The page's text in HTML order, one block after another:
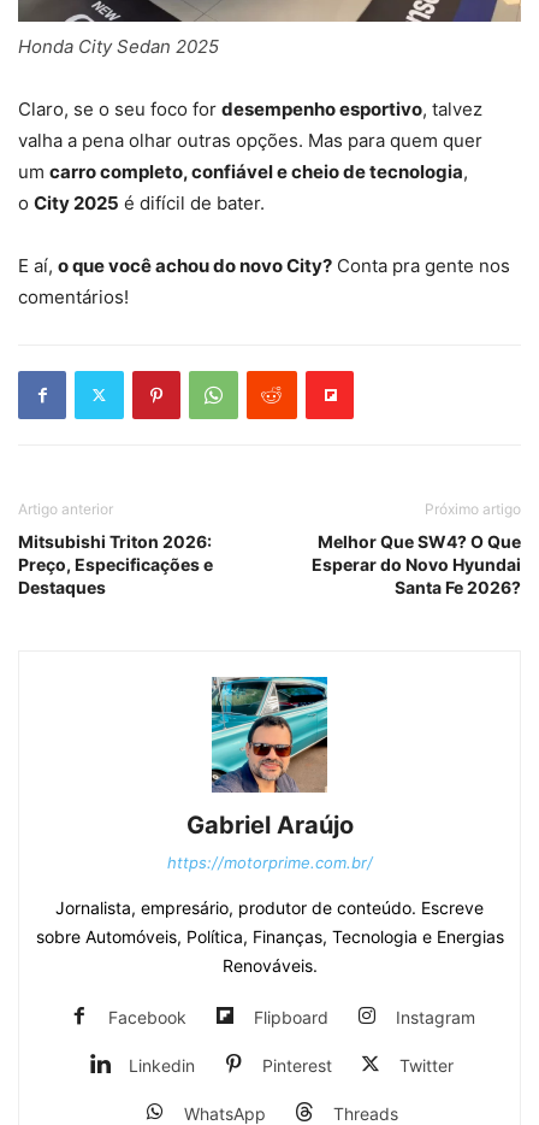
Honda City Sedan 2025
Claro, se o seu foco for desempenho esportivo, talvez
valha a pena olhar outras opções. Mas para quem quer
um carro completo, confiável e cheio de tecnologia,
o City 2025 é difícil de bater.
E aí, o que você achou do novo City? Conta pra gente nos
comentários!
Artigo anterior
Mitsubishi Triton 2026:
Preço, Especificações e
Destaques
Próximo artigo
Melhor Que SW4? O Que
Esperar do Novo Hyundai
Santa Fe 2026?
Gabriel Araújo
https://motorprime.com.br/
Jornalista, empresário, produtor de conteúdo. Escreve
sobre Automóveis, Política, Finanças, Tecnologia e Energias
Renováveis.
Facebook Flipboard Instagram
Linkedin Pinterest Twitter
WhatsApp Threads